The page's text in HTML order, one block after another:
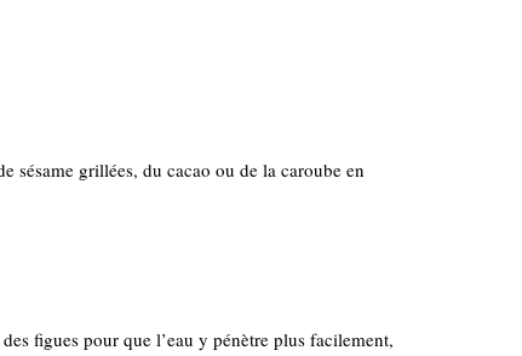
sésame grillées, du cacao ou de la caroube en
figues pour que l’eau y pénètre plus facilement,